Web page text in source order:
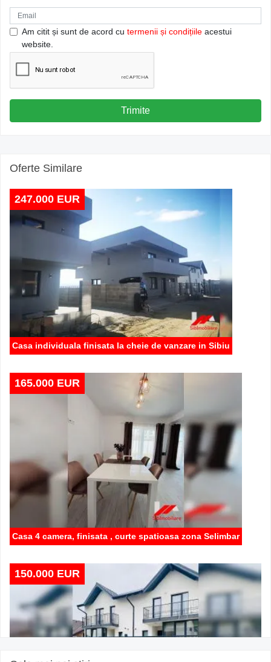
Am citit și sunt de acord cu termenii și condițiile acestui
website.
Trimite
Oferte Similare
247.000 EUR
Casa individuala finisata la cheie de vanzare in Sibiu
165.000 EUR
Casa 4 camera, finisata , curte spatioasa zona Selimbar
150.000 EUR